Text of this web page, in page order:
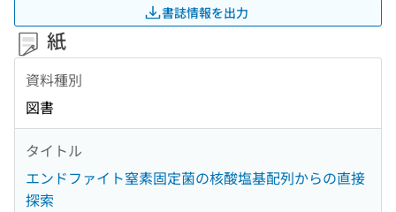
書誌情報を出力
紙
資料種別
図書
タイトル
エンドファイト窒素固定菌の核酸塩基配列からの直接
探索